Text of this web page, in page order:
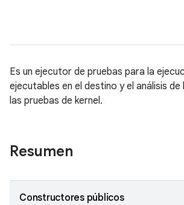
Es un ejecutor de pruebas para la
ejecutables en el destino y el análisis
las pruebas de kernel.
Resumen
Constructores públicos